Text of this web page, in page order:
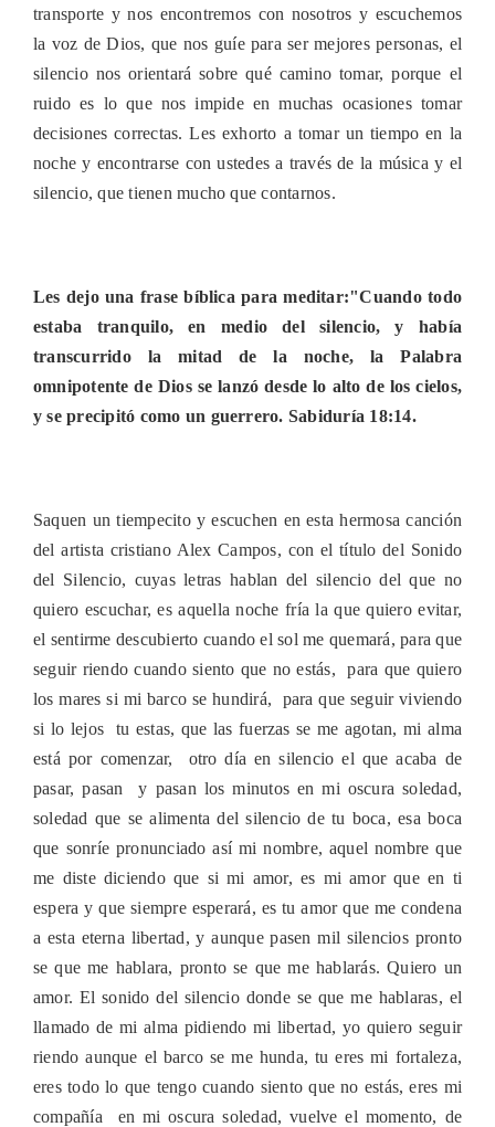
transporte y nos encontremos con nosotros y escuchemos
la voz de Dios, que nos guíe para ser mejores personas, el
silencio nos orientará sobre qué camino tomar, porque el
ruido es lo que nos impide en muchas ocasiones tomar
decisiones correctas. Les exhorto a tomar un tiempo en la
noche y encontrarse con ustedes a través de la música y el
silencio, que tienen mucho que contarnos.
Les dejo una frase bíblica para meditar:"Cuando todo
estaba tranquilo, en medio del silencio, y había
transcurrido la mitad de la noche, la Palabra
omnipotente de Dios se lanzó desde lo alto de los cielos,
y se precipitó como un guerrero. Sabiduría 18:14.
Saquen un tiempecito y escuchen en esta hermosa canción
del artista cristiano Alex Campos, con el título del Sonido
del Silencio, cuyas letras hablan del silencio del que no
quiero escuchar, es aquella noche fría la que quiero evitar,
el sentirme descubierto cuando el sol me quemará, para que
seguir riendo cuando siento que no estás, para que quiero
los mares si mi barco se hundirá, para que seguir viviendo
si lo lejos tu estas, que las fuerzas se me agotan, mi alma
está por comenzar, otro día en silencio el que acaba de
pasar, pasan y pasan los minutos en mi oscura soledad,
soledad que se alimenta del silencio de tu boca, esa boca
que sonríe pronunciado así mi nombre, aquel nombre que
me diste diciendo que si mi amor, es mi amor que en ti
espera y que siempre esperará, es tu amor que me condena
a esta eterna libertad, y aunque pasen mil silencios pronto
se que me hablara, pronto se que me hablarás. Quiero un
amor. El sonido del silencio donde se que me hablaras, el
llamado de mi alma pidiendo mi libertad, yo quiero seguir
riendo aunque el barco se me hunda, tu eres mi fortaleza,
eres todo lo que tengo cuando siento que no estás, eres mi
compañía en mi oscura soledad, vuelve el momento, de